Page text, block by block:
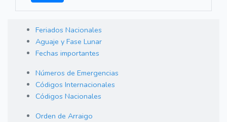
Feriados Nacionales
Aguaje y Fase Lunar
Fechas importantes
Números de Emergencias
Códigos Internacionales
Códigos Nacionales
Orden de Arraigo